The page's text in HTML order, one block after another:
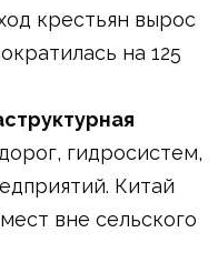
крестьян вырос
на 125
гидросистем,
Китай
вне сельского